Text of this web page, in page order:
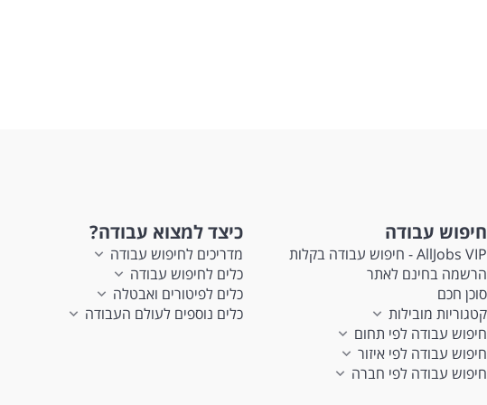
חיפוש עבודה
AllJobs VIP - חיפוש עבודה בקלות
הרשמה בחינם לאתר
סוכן חכם
קטגוריות מובילות
חיפוש עבודה לפי תחום
חיפוש עבודה לפי איזור
חיפוש עבודה לפי חברה
כיצד למצוא עבודה?
מדריכים לחיפוש עבודה
כלים לחיפוש עבודה
כלים לפיטורים ואבטלה
כלים נוספים לעולם העבודה